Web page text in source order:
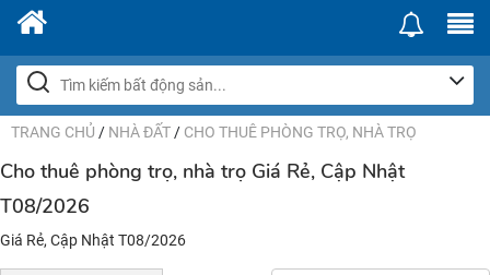
TRANG CHỦ / NHÀ ĐẤT / CHO THUÊ PHÒNG TRỌ, NHÀ TRỌ
Cho thuê phòng trọ, nhà trọ Giá Rẻ, Cập Nhật
T08/2026
Giá Rẻ, Cập Nhật T08/2026